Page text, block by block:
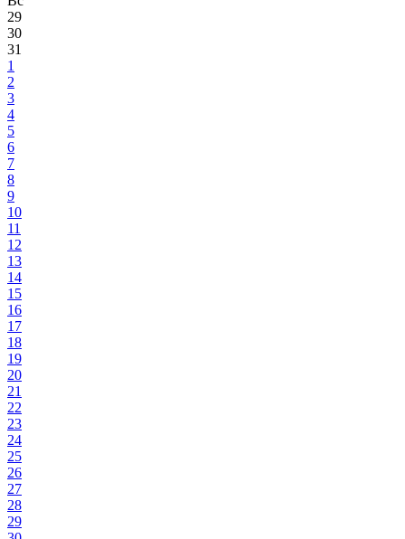
29
30
31
1
2
3
4
5
6
7
8
9
10
11
12
13
14
15
16
17
18
19
20
21
22
23
24
25
26
27
28
29